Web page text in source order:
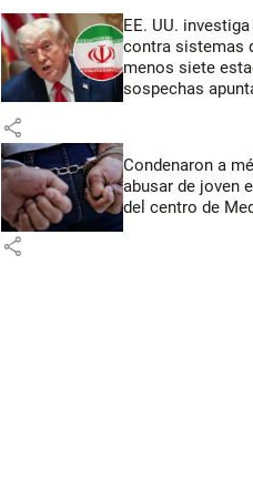
EE. UU.
contra sistemas
menos siete
sospechas
share
Condenaron a
abusar de joven
del centro de
share